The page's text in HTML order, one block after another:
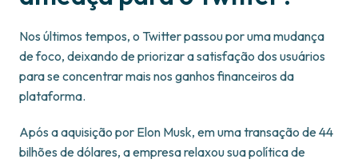
Nos últimos tempos, o Twitter passou por uma mudança
de foco, deixando de priorizar a satisfação dos usuários
para se concentrar mais nos ganhos financeiros da
plataforma.
Após a aquisição por Elon Musk, em uma transação de 44
bilhões de dólares, a empresa relaxou sua política de